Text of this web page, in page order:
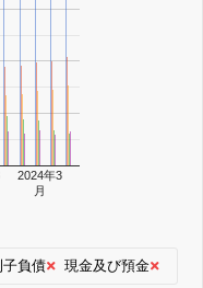
2024年3
月
子負債 現金及び預金